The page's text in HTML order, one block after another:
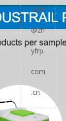
:sale
@zh
yfrp.
com
.cn